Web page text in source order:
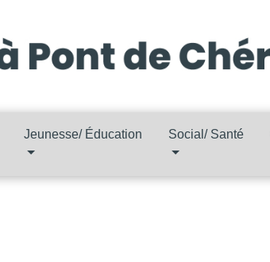
Jeunesse/ Éducation Social/ Santé